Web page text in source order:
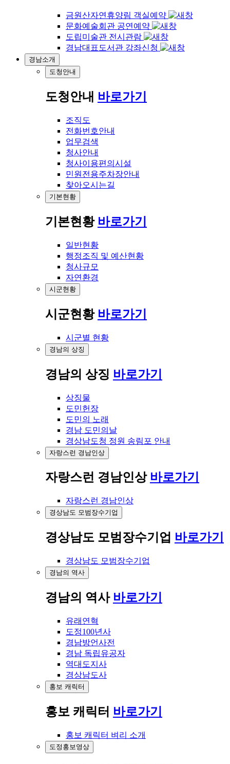
금원산자연휴양림 객실예약
문화예술회관 공연예약
도립미술관 전시관람
경남대표도서관 강좌신청
경남소개
도청안내
도청안내 바로가기
조직도
전화번호안내
업무검색
청사안내
청사이용편의시설
민원전용주차장안내
찾아오시는길
기본현황
기본현황 바로가기
일반현황
행정조직 및 예산현황
청사규모
자연환경
시군현황
시군현황 바로가기
시군별 현황
경남의 상징
경남의 상징 바로가기
상징물
도민헌장
도민의 노래
경남 도민의날
경상남도청 정원 송림포 안내
자랑스런 경남인상
자랑스런 경남인상 바로가기
자랑스런 경남인상
경상남도 모범장수기업
경상남도 모범장수기업 바로가기
경상남도 모범장수기업
경남의 역사
경남의 역사 바로가기
유래연혁
도정100년사
경남방언사전
경남 독립유공자
역대도지사
경상남도사
홍보 캐릭터
홍보 캐릭터 바로가기
홍보 캐릭터 벼리 소개
도정홍보영상